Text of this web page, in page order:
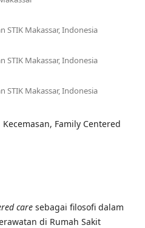
STIK Makassar, Indonesia
STIK Makassar, Indonesia
STIK Makassar, Indonesia
Family Centered
caresebagai filosofi dalam
di Rumah Sakit